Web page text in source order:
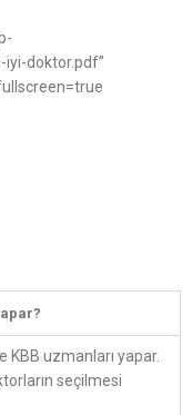
doktor.pdf”
uzmanları yapar.
seçilmesi